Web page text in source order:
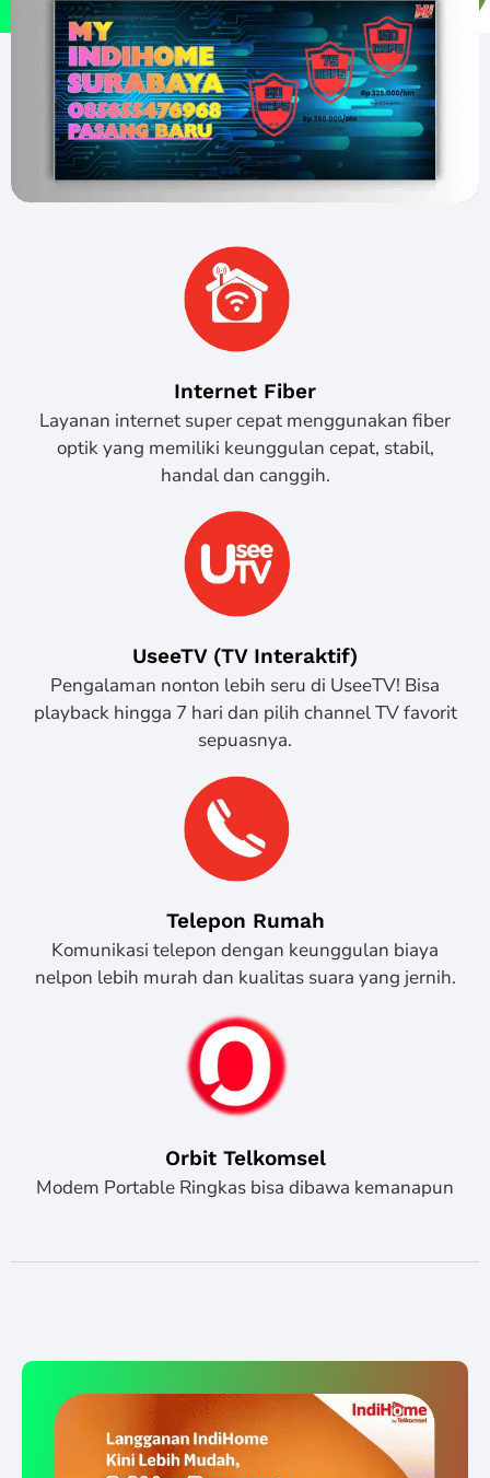
Internet Fiber
Layanan internet super cepat menggunakan fiber
optik yang memiliki keunggulan cepat, stabil,
handal dan canggih.
UseeTV (TV Interaktif)
Pengalaman nonton lebih seru di UseeTV! Bisa
playback hingga 7 hari dan pilih channel TV favorit
sepuasnya.
Telepon Rumah
Komunikasi telepon dengan keunggulan biaya
nelpon lebih murah dan kualitas suara yang jernih.
Orbit Telkomsel
Modem Portable Ringkas bisa dibawa kemanapun